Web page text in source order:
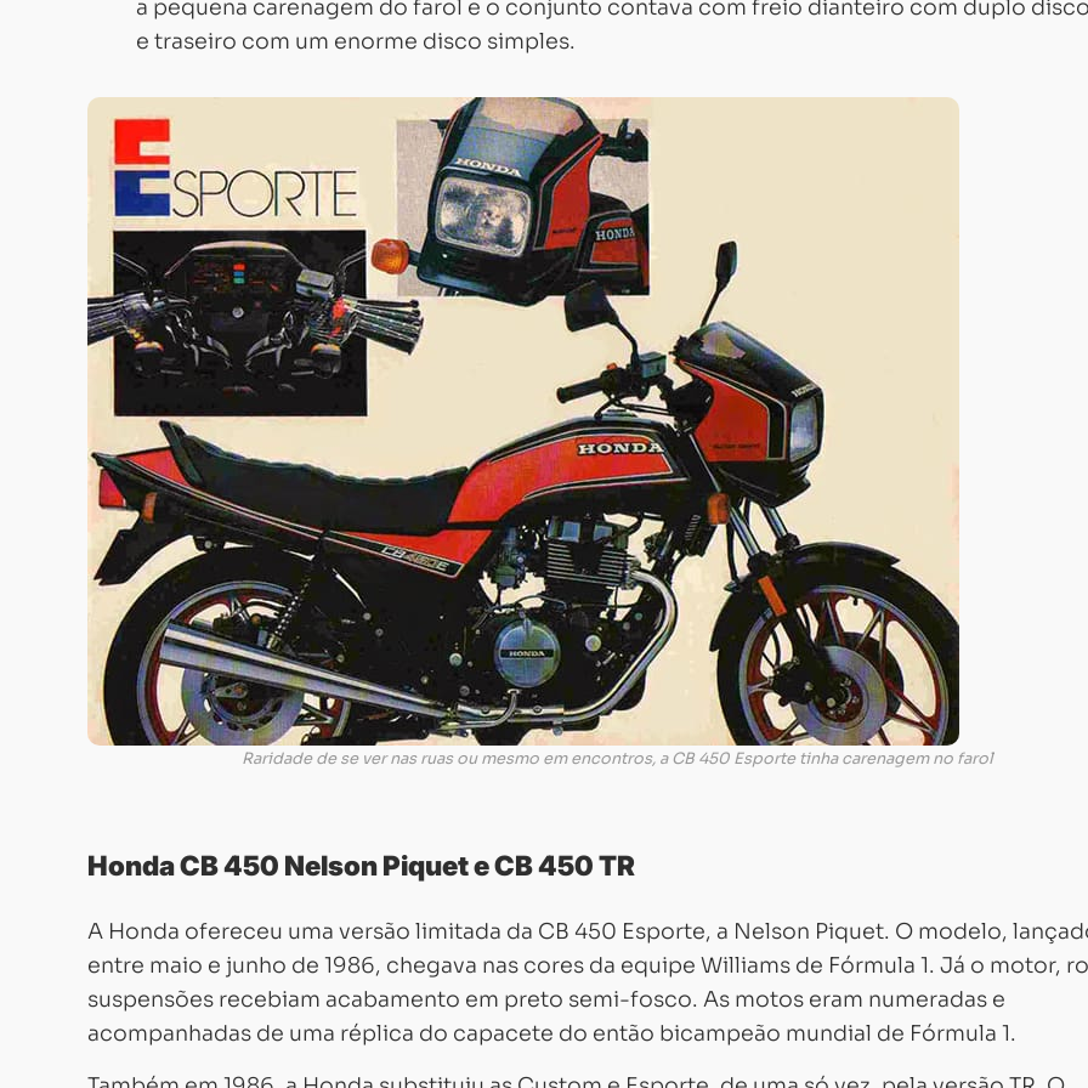
a pequena carenagem do farol e o conjunto contava com freio dianteiro com duplo
e traseiro com um enorme disco simples.
Raridade de se ver nas ruas ou mesmo em encontros, a CB 450 Esporte tinha carenagem no farol
Honda CB 450 Nelson Piquet e CB 450 TR
A Honda ofereceu uma versão limitada da CB 450 Esporte, a Nelson Piquet. O modelo,
entre maio e junho de 1986, chegava nas cores da equipe Williams de Fórmula 1. Já o motor,
suspensões recebiam acabamento em preto semi-fosco. As motos eram numeradas e
acompanhadas de uma réplica do capacete do então bicampeão mundial de Fórmula 1.